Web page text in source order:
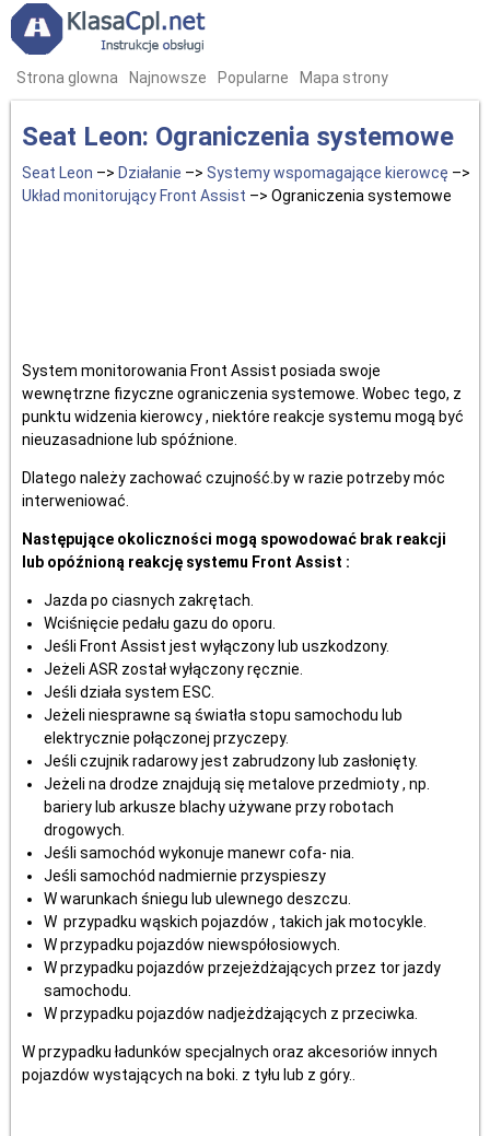
Strona glowna Najnowsze Popularne Mapa strony
Seat Leon: Ograniczenia systemowe
Seat Leon –> Działanie –> Systemy wspomagające kierowcę –>
Układ monitorujący Front Assist –> Ograniczenia systemowe
System monitorowania Front Assist posiada swoje
wewnętrzne fizyczne ograniczenia systemowe. Wobec tego, z
punktu widzenia kierowcy , niektóre reakcje systemu mogą być
nieuzasadnione lub spóźnione.
Dlatego należy zachować czujność.by w razie potrzeby móc
interweniować.
Następujące okoliczności mogą spowodować brak reakcji
lub opóźnioną reakcję systemu Front Assist :
Jazda po ciasnych zakrętach.
Wciśnięcie pedału gazu do oporu.
Jeśli Front Assist jest wyłączony lub uszkodzony.
Jeżeli ASR został wyłączony ręcznie.
Jeśli działa system ESC.
Jeżeli niesprawne są światła stopu samochodu lub
elektrycznie połączonej przyczepy.
Jeśli czujnik radarowy jest zabrudzony lub zasłonięty.
Jeżeli na drodze znajdują się metalove przedmioty , np.
bariery lub arkusze blachy używane przy robotach
drogowych.
Jeśli samochód wykonuje manewr cofa- nia.
Jeśli samochód nadmiernie przyspieszy
W warunkach śniegu lub ulewnego deszczu.
W przypadku wąskich pojazdów , takich jak motocykle.
W przypadku pojazdów niewspółosiowych.
W przypadku pojazdów przejeżdżających przez tor jazdy
samochodu.
W przypadku pojazdów nadjeżdżających z przeciwka.
W przypadku ładunków specjalnych oraz akcesoriów innych
pojazdów wystających na boki. z tyłu lub z góry..